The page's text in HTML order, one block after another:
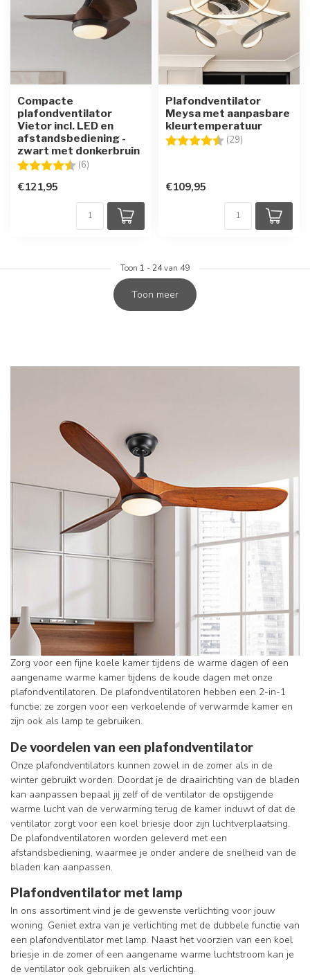
Compacte
plafondventilator
Vietor incl. LED en
afstandsbediening -
zwart met donkerbruin
Beoordeling: (6)
€121,95
Plafondventilator
Meysa met aanpasbare
kleurtemperatuur
Beoordeling: (29)
€109,95
Toon 1 - 24van 49
Toon meer
Zorg voor een fijne koele kamer tijdens de warme dagen of een
aangename warme kamer tijdens de koude dagen met onze
plafondventilatoren. De plafondventilatoren hebben een 2-in-1
functie: ze zorgen voor een verkoelende of verwarmde kamer en
zijn ook als lamp te gebruiken.
De voordelen van een plafondventilator
Onze plafondventilators kunnen zowel in de zomer als in de
winter gebruikt worden. Doordat je de draairichting van de bladen
kan aanpassen bepaal jij zelf of de ventilator de opstijgende
warme lucht van de verwarming terug de kamer induwt of dat de
ventilator zorgt voor een koel briesje door zijn luchtverplaatsing.
De plafondventilatoren worden geleverd met een
afstandsbediening, waarmee je onder andere de snelheid van de
bladen kan aanpassen.
Plafondventilator met lamp
In ons assortiment vind je de gewenste verlichting voor jouw
woning. Geniet extra van je verlichting met de dubbele functie van
een plafondventilator met lamp. Naast het voorzien van een koel
briesje in de zomer of een aangename warme luchtstroom kan je
de ventilator ook gebruiken als verlichting.